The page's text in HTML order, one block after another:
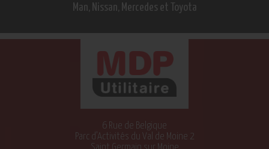
Man, Nissan, Mercedes et Toyota
6 Rue de Belgique
Parc d’Activités du Val de Moine 2